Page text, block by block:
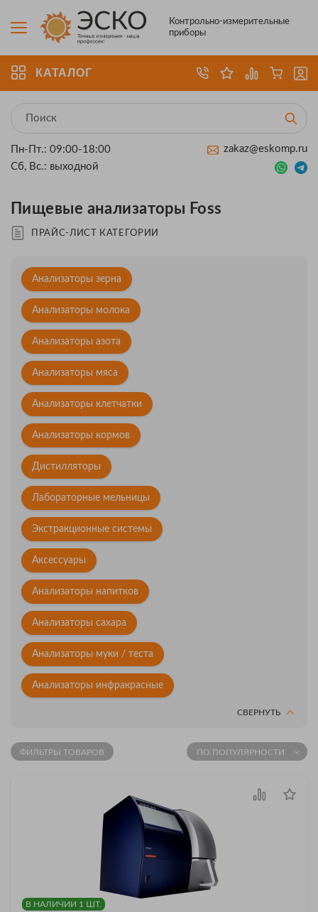
Контрольно-измерительные
приборы
КАТАЛОГ
Пн-Пт.: 09:00-18:00
Сб, Вс.: выходной
zakaz@eskomp.ru
Пищевые анализаторы Foss
ПРАЙС-ЛИСТ КАТЕГОРИИ
Анализаторы зерна
Анализаторы молока
Анализаторы азота
Анализаторы мяса
Анализаторы клетчатки
Анализаторы кормов
Дистилляторы
Лабораторные мельницы
Экстракционные системы
Аксессуары
Анализаторы напитков
Анализаторы сахара
Анализаторы муки / теста
Анализаторы инфракрасные
СВЕРНУТЬ
ФИЛЬТРЫ ТОВАРОВ ПО ПОПУЛЯРНОСТИ
В НАЛИЧИИ 1 ШТ.